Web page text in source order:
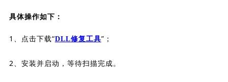
具体操作如下：
1、点击下载“DLL修复工具”；
2、安装并启动，等待扫描完成。